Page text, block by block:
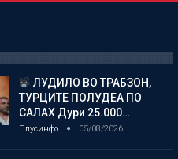
ЛУДИЛО ВО ТРАБЗОН,
ТУРЦИТЕ ПОЛУДЕА ПО
САЛАХ Дури 25.000…
Плусинфо 05/08/2026